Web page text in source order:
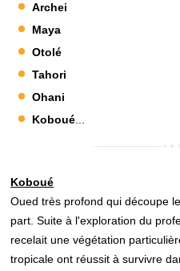
Archei
Maya
Otolé
Tahori
Ohani
Koboué
Koboué
Oued très profond qui découpe
part. Suite à l'exploration du
recelait une végétation
tropicale ont réussit à survivre